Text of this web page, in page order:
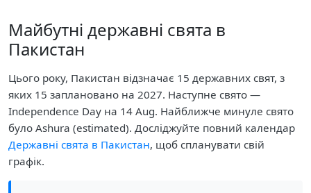
Майбутні державні свята в
Пакистан
Цього року, Пакистан відзначає 15 державних свят, з
яких 15 заплановано на 2027. Наступне свято —
Independence Day на 14 Aug. Найближче минуле свято
було Ashura (estimated). Досліджуйте повний календар
Державні свята в Пакистан, щоб спланувати свій
графік.